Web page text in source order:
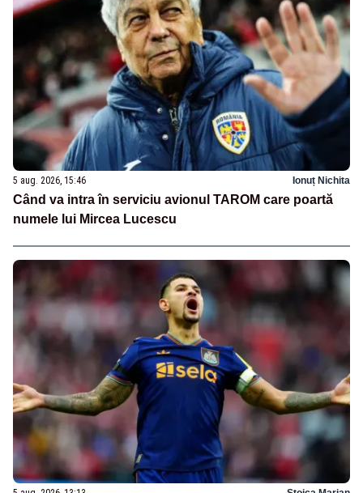
5 aug. 2026, 15:46 Ionuț Nichita
Când va intra în serviciu avionul TAROM care poartă
numele lui Mircea Lucescu